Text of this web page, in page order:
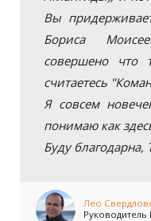
Вы
Бориса
совершено что
считаетесь
Я совсем
понимаю как
Буду благодарна,
Лео